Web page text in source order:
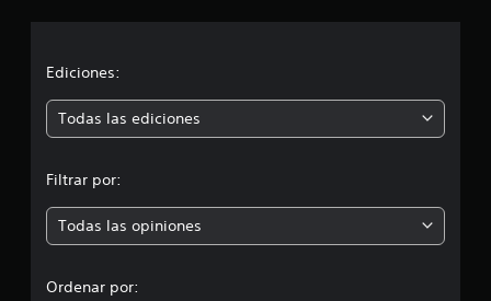
p
r
Ediciones:
Todas las ediciones
Filtrar por:
Todas las opiniones
Ordenar por: